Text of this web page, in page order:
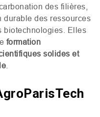
des filières,
durable des ressources
biotechnologies. Elles
formation
solides et